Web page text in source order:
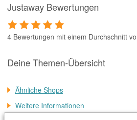
Pets Deli
SNIPES
Click & Boat
XXXLutz
BADER
Justaway Bewertungen
4 Bewertungen mit einem Durchschnitt
Deine Themen-Übersicht
Ähnliche Shops
Weitere Informationen